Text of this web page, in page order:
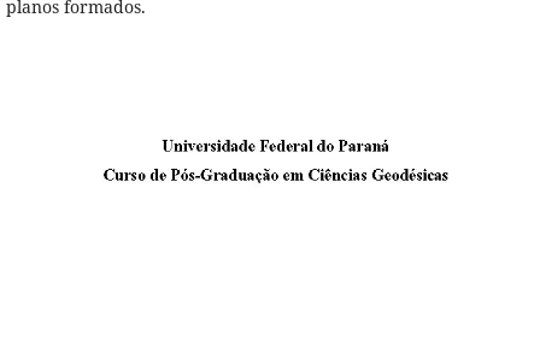
planos formados.